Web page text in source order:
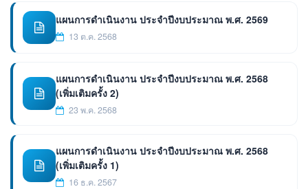
แผนการดำเนินงาน ประจำปีงบประมาณ พ.ศ. 2569
13 ต.ค. 2568
แผนการดำเนินงาน ประจำปีงบประมาณ พ.ศ. 2568
(เพิ่มเติมครั้ง 2)
23 พ.ค. 2568
แผนการดำเนินงาน ประจำปีงบประมาณ พ.ศ. 2568
(เพิ่มเติมครั้ง 1)
16 ธ.ค. 2567